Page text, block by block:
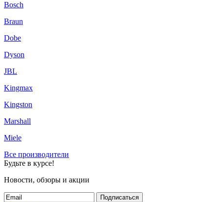
Bosch
Braun
Dobe
Dyson
JBL
Kingmax
Kingston
Marshall
Miele
Все производители
Будьте в курсе!
Новости, обзоры и акции
Подписаться